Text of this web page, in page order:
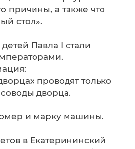
причины, а также что
стол».
детей Павла I стали
проводят только
дворца.
и марку машины.
в Екатерининский